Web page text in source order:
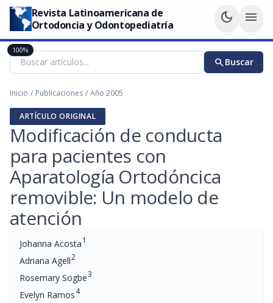
Revista Latinoamericana de
Ortodoncia y Odontopediatría
dark_mode menu
searchBuscar
Inicio / Publicaciones / Año 2005
ARTÍCULO ORIGINAL
Modificación de conducta
para pacientes con
Aparatología Ortodóncica
removible: Un modelo de
atención
Johanna Acosta1
Adriana Agell2
Rosemary Sogbe3
Evelyn Ramos4
100%